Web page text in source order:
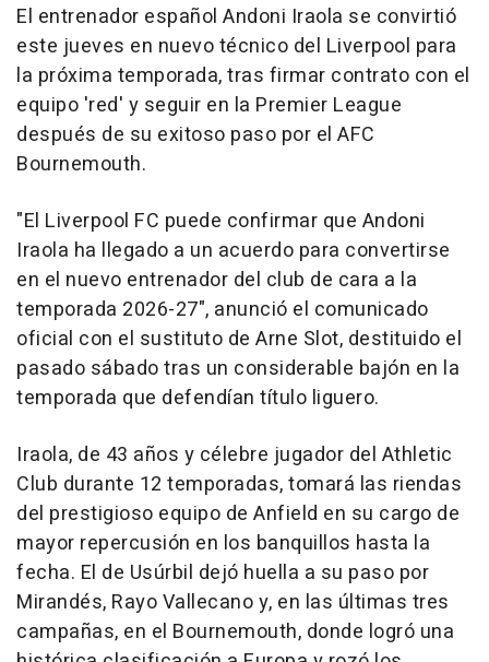
El entrenador español Andoni Iraola se convirtió
este jueves en nuevo técnico del Liverpool para
la próxima temporada, tras firmar contrato con el
equipo 'red' y seguir en la Premier League
después de su exitoso paso por el AFC
Bournemouth.
"El Liverpool FC puede confirmar que Andoni
Iraola ha llegado a un acuerdo para convertirse
en el nuevo entrenador del club de cara a la
temporada 2026-27", anunció el comunicado
oficial con el sustituto de Arne Slot, destituido el
pasado sábado tras un considerable bajón en la
temporada que defendían título liguero.
Iraola, de 43 años y célebre jugador del Athletic
Club durante 12 temporadas, tomará las riendas
del prestigioso equipo de Anfield en su cargo de
mayor repercusión en los banquillos hasta la
fecha. El de Usúrbil dejó huella a su paso por
Mirandés, Rayo Vallecano y, en las últimas tres
campañas, en el Bournemouth, donde logró una